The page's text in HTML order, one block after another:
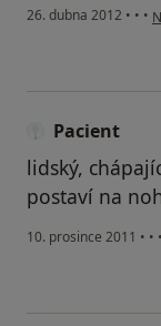
26. dubna 2012 • • •
Pacient
lidský,
postaví na
10. prosince 2011 • • •